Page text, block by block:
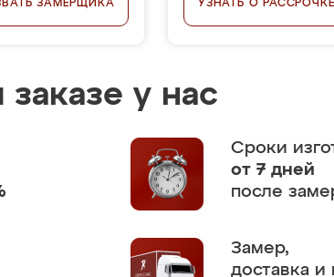
ЗАМЕРЩИКА УЗНАТЬ О РАССРОЧКЕ
у нас
Сроки
от 7 дней
после
Замер,
доставка и